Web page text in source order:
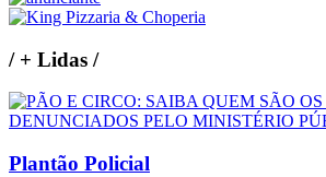
/+ Lidas /
Plantão Policial